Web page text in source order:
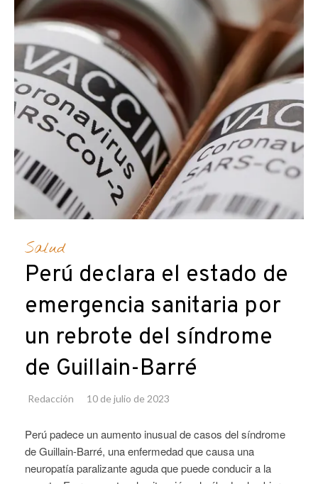
Salud
Perú declara el estado de
emergencia sanitaria por
un rebrote del síndrome
de Guillain-Barré
Redacción 10 de julio de 2023
Perú padece un aumento inusual de casos del síndrome
de Guillain-Barré, una enfermedad que causa una
neuropatía paralizante aguda que puede conducir a la